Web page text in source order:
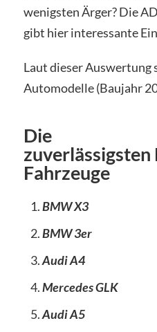
wenigsten Ärger? Die
gibt hier interessante
Laut dieser Auswertung
Automodelle (Baujahr
Die
Fahrzeuge
BMW X3
BMW 3er
Audi A4
Mercedes GLK
Audi A5